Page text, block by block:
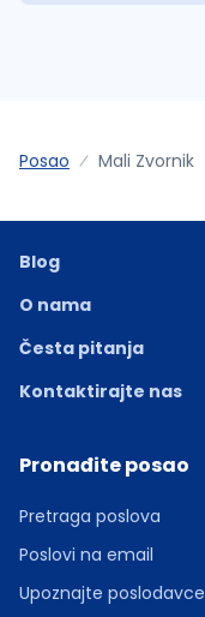
Posao Mali Zvornik
Blog
O nama
Česta pitanja
Kontaktirajte nas
Pronađite posao
Pretraga poslova
Poslovi na email
Upoznajte poslodavce